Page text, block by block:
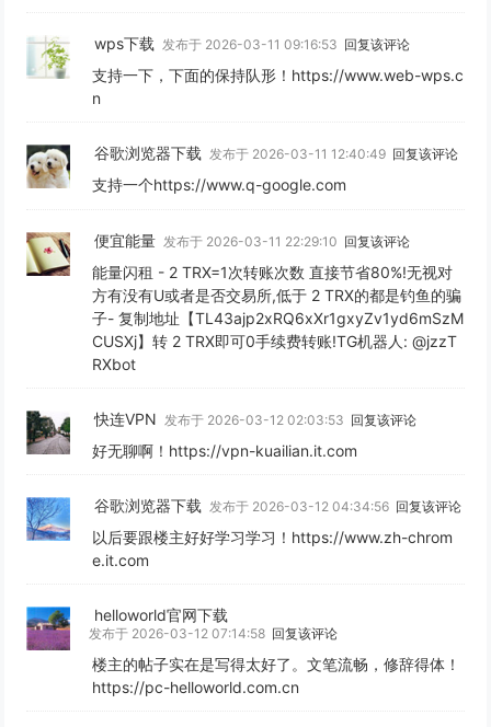
wps下载 发布于 2026-03-11 09:16:53 回复该评论
支持一下，下面的保持队形！https://www.web-wps.c
n
谷歌浏览器下载 发布于 2026-03-11 12:40:49 回复该评论
支持一个https://www.q-google.com
便宜能量 发布于 2026-03-11 22:29:10 回复该评论
能量闪租 - 2 TRX=1次转账次数 直接节省80%!无视对
方有没有U或者是否交易所,低于 2 TRX的都是钓鱼的骗
子- 复制地址【TL43ajp2xRQ6xXr1gxyZv1yd6mSzM
CUSXj】转 2 TRX即可0手续费转账!TG机器人: @jzzT
RXbot
快连VPN 发布于 2026-03-12 02:03:53 回复该评论
好无聊啊！https://vpn-kuailian.it.com
谷歌浏览器下载 发布于 2026-03-12 04:34:56 回复该评论
以后要跟楼主好好学习学习！https://www.zh-chrom
e.it.com
helloworld官网下载
发布于 2026-03-12 07:14:58 回复该评论
楼主的帖子实在是写得太好了。文笔流畅，修辞得体！
https://pc-helloworld.com.cn